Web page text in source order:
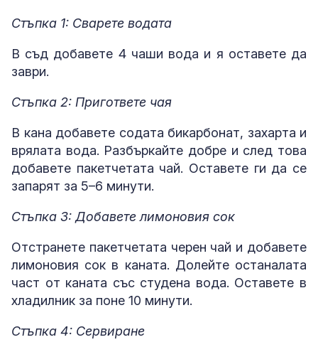
Стъпка 1: Сварете водата
В съд добавете 4 чаши вода и я оставете да
заври.
Стъпка 2: Пригответе чая
В кана добавете содата бикарбонат, захарта и
врялата вода. Разбъркайте добре и след това
добавете пакетчетата чай. Оставете ги да се
запарят за 5–6 минути.
Стъпка 3: Добавете лимоновия сок
Отстранете пакетчетата черен чай и добавете
лимоновия сок в каната. Долейте останалата
част от каната със студена вода. Оставете в
хладилник за поне 10 минути.
Стъпка 4: Сервиране